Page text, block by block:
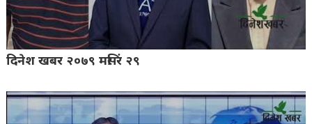
दिनेश खबर २०७९ मसिंर २९